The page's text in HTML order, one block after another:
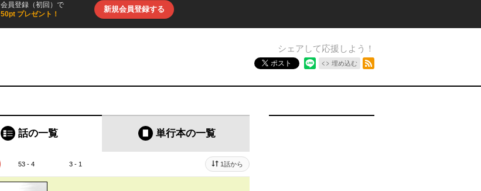
会員登録（初回）で
50pt プレゼント！
新規会員登録する
シェアして応援しよう！
ポスト 埋め込む
話の一覧 単行本の一覧
53 - 4 3 - 1 1話から